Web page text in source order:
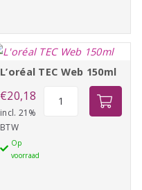
L’oréal TEC Web 150ml
€20,18
incl. 21%
BTW
Op
voorraad